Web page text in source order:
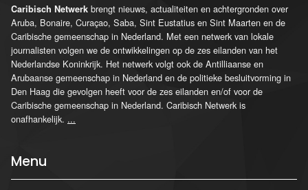
Caribisch Netwerk brengt nieuws, actualiteiten en achtergronden over
Aruba, Bonaire, Curaçao, Saba, Sint Eustatius en Sint Maarten en de
Caribische gemeenschap in Nederland. Met een netwerk van lokale
journalisten volgen we de ontwikkelingen op de zes eilanden van het
Nederlandse Koninkrijk. Het netwerk volgt ook de Antilliaanse en
Arubaanse gemeenschap in Nederland en de politieke besluitvorming in
Den Haag die gevolgen heeft voor de zes eilanden en/of voor de
Caribische gemeenschap in Nederland. Caribisch Netwerk is
onafhankelijk. ...
Menu